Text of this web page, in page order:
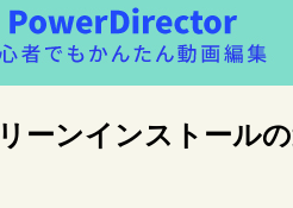
ーンインストール